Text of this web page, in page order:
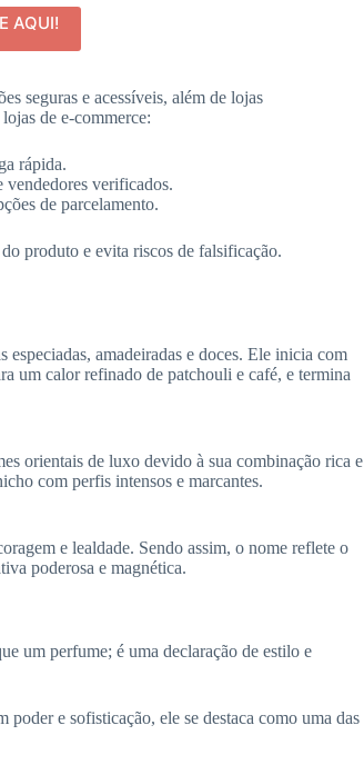
AQUI!
seguras e acessíveis, além de lojas
de e-commerce:
rápida.
vendedores verificados.
de parcelamento.
produto e evita riscos de falsificação.
amadeiradas e doces. Ele inicia com
um calor refinado de patchouli e café, e termina
orientais de luxo devido à sua combinação rica e
com perfis intensos e marcantes.
e lealdade. Sendo assim, o nome reflete o
poderosa e magnética.
um perfume; é uma declaração de estilo e
e sofisticação, ele se destaca como uma das